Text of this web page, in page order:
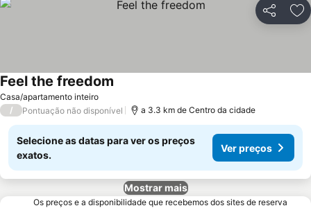
Partilhar
Casa/apartamento inteiro
Feel the freedom
/ Pontuação não disponível a 3.3 km de Centro da cidade
Selecione as datas para ver os preços
exatos.
Ver preços
Mostrar mais
Os preços e a disponibilidade que recebemos dos sites de reserva